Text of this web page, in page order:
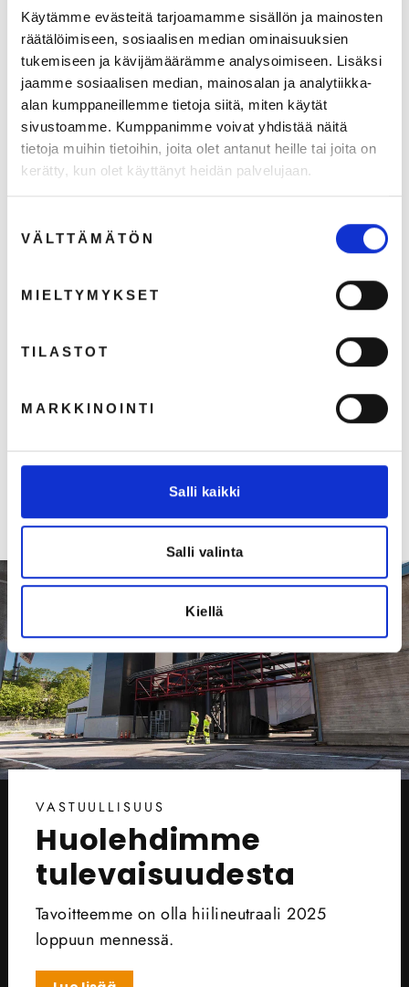
Käytämme evästeitä tarjoamamme sisällön ja mainosten
räätälöimiseen, sosiaalisen median ominaisuuksien
tukemiseen ja kävijämäärämme analysoimiseen. Lisäksi
jaamme sosiaalisen median, mainosalan ja analytiikka-
alan kumppaneillemme tietoja siitä, miten käytät
sivustoamme. Kumppanimme voivat yhdistää näitä
tietoja muihin tietoihin, joita olet antanut heille tai joita on
kerätty, kun olet käyttänyt heidän palvelujaan.
valinta
VÄLTTÄMÄTÖN
MIELTYMYKSET
TILASTOT
MARKKINOINTI
Salli kaikki
Salli valinta
Kiellä
Kuorihousut, vedenpitävä
€126,69 (ALV 0%)
VASTUULLISUUS
Huolehdimme
tulevaisuudesta
Tavoitteemme on olla hiilineutraali 2025
loppuun mennessä.